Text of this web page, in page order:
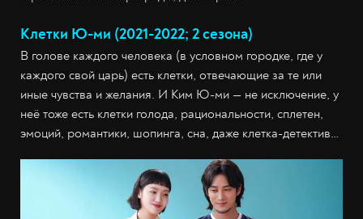
Клетки Ю-ми (2021-2022; 2 сезона)
В голове каждого человека (в условном городке, где у
каждого свой царь) есть клетки, отвечающие за те или
иные чувства и желания. И Ким Ю-ми — не исключение, у
неё тоже есть клетки голода, рациональности, сплетен,
эмоций, романтики, шопинга, сна, даже клетка-детектив…